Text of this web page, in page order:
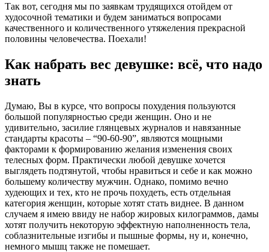
Так вот, сегодня мы по заявкам трудящихся отойдем от
худосочной тематики и будем заниматься вопросами
качественного и количественного утяжеления прекрасной
половины человечества. Поехали!
Как набрать вес девушке: всё, что надо
знать
Думаю, Вы в курсе, что вопросы похудения пользуются
большой популярностью среди женщин. Оно и не
удивительно, засилие глянцевых журналов и навязанные
стандарты красоты – “90-60-90”, являются мощными
факторами к формированию желания изменения своих
телесных форм. Практически любой девушке хочется
выглядеть подтянутой, чтобы нравиться и себе и как можно
большему количеству мужчин. Однако, помимо вечно
худеющих и тех, кто не прочь похудеть, есть отдельная
категория женщин, которые хотят стать виднее. В данном
случаем я имею ввиду не набор жировых килограммов, дамы
хотят получить некоторую эффектную наполненность тела,
соблазнительные изгибы и пышные формы, ну и, конечно,
немного мышц также не помешает.